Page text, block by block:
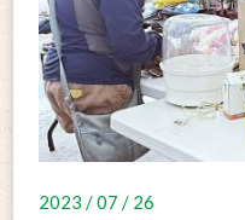
2023 / 07 / 26